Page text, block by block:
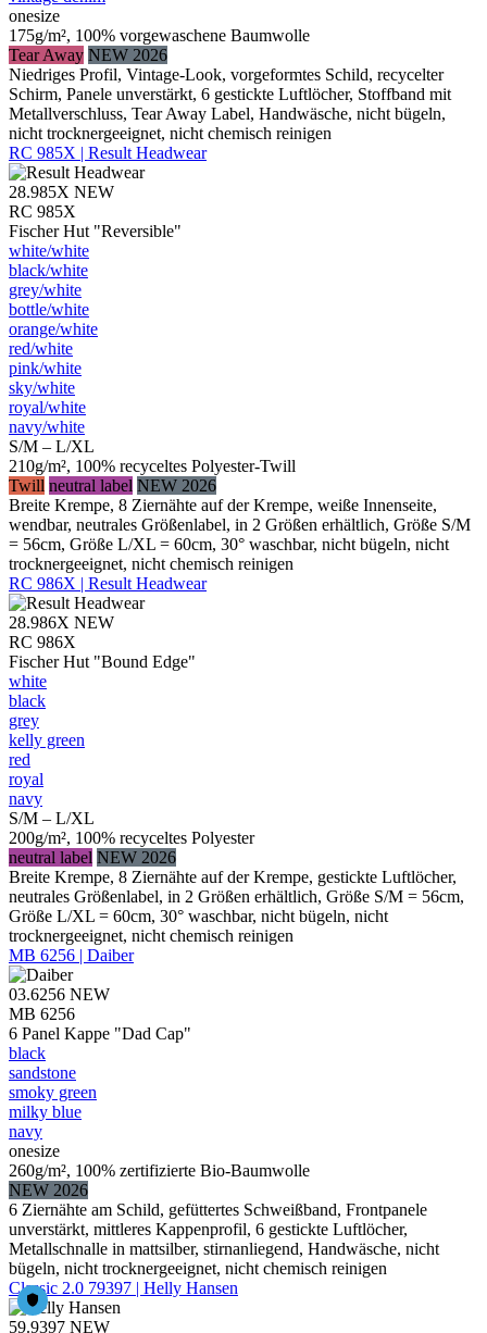
onesize
175g/m², 100% vorgewaschene Baumwolle
Tear Away NEW 2026
Niedriges Profil, Vintage-Look, vorgeformtes Schild, recycelter
Schirm, Panele unverstärkt, 6 gestickte Luftlöcher, Stoffband mit
Metallverschluss, Tear Away Label, Handwäsche, nicht bügeln,
nicht trocknergeeignet, nicht chemisch reinigen
RC 985X | Result Headwear
28.985X NEW
RC 985X
Fischer Hut "Reversible"
white/​white
black/​white
grey/​white
bottle/​white
orange/​white
red/​white
pink/​white
sky/​white
royal/​white
navy/​white
S/M – L/XL
210g/m², 100% recyceltes Polyester-Twill
Twill neutral label NEW 2026
Breite Krempe, 8 Ziernähte auf der Krempe, weiße Innenseite,
wendbar, neutrales Größenlabel, in 2 Größen erhältlich, Größe S/M
= 56cm, Größe L/XL = 60cm, 30° waschbar, nicht bügeln, nicht
trocknergeeignet, nicht chemisch reinigen
RC 986X | Result Headwear
28.986X NEW
RC 986X
Fischer Hut "Bound Edge"
white
black
grey
kelly green
red
royal
navy
S/M – L/XL
200g/m², 100% recyceltes Polyester
neutral label NEW 2026
Breite Krempe, 8 Ziernähte auf der Krempe, gestickte Luftlöcher,
neutrales Größenlabel, in 2 Größen erhältlich, Größe S/M = 56cm,
Größe L/XL = 60cm, 30° waschbar, nicht bügeln, nicht
trocknergeeignet, nicht chemisch reinigen
MB 6256 | Daiber
03.6256 NEW
MB 6256
6 Panel Kappe "Dad Cap"
black
sandstone
smoky green
milky blue
navy
onesize
260g/m², 100% zertifizierte Bio-Baumwolle
NEW 2026
6 Ziernähte am Schild, gefüttertes Schweißband, Frontpanele
unverstärkt, mittleres Kappenprofil, 6 gestickte Luftlöcher,
Metallschnalle in mattsilber, stirnanliegend, Handwäsche, nicht
bügeln, nicht trocknergeeignet, nicht chemisch reinigen
Classic 2.0 79397 | Helly Hansen
59.9397 NEW